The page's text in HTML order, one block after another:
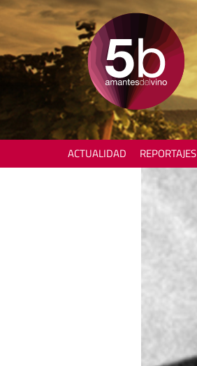
ACTUALIDAD REPORTAJES